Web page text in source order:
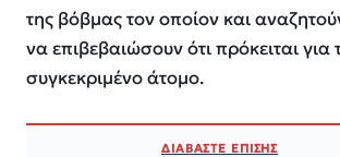
της βόβμας τον οποίον και
να επιβεβαιώσουν ότι πρόκειται για
συγκεκριμένο άτομο.
ΔΙΑΒΑΣΤΕ ΕΠΙΣΗΣ